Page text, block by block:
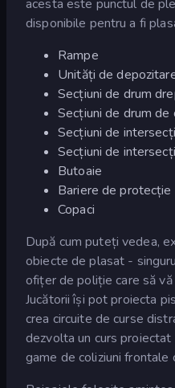
acesta este punctul de
disponibile pentru a fi
Rampe
Unități de
Secțiuni de drum
Secțiuni de drum de
Secțiuni de
Secțiuni de
Butoaie
Bariere de protecție
Copaci
După cum puteți vedea,
obiecte de plasat -
ofițer de poliție care să vă
Jucătorii își pot proiecta
crea circuite de curse
dezvolta un curs
game de coliziuni frontale